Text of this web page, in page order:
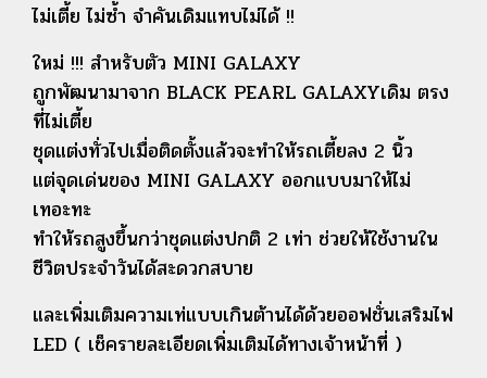
ไม่เตี้ย ไม่ซ้ำ จำคันเดิมแทบไม่ได้ !!
ใหม่ !!! สำหรับตัว MINI GALAXY
ถูกพัฒนามาจาก BLACK PEARL GALAXYเดิม ตรง
ที่ไม่เตี้ย
ชุดแต่งทั่วไปเมื่อติดตั้งแล้วจะทำให้รถเตี้ยลง 2 นิ้ว
แต่จุดเด่นของ MINI GALAXY ออกแบบมาให้ไม่
เทอะทะ
ทำให้รถสูงขึ้นกว่าชุดแต่งปกติ 2 เท่า ช่วยให้ใช้งานใน
ชีวิตประจำวันได้สะดวกสบาย
และเพิ่มเติมความเท่แบบเกินต้านได้ด้วยออฟชั่นเสริมไฟ
LED ( เช็ครายละเอียดเพิ่มเติมได้ทางเจ้าหน้าที่ )